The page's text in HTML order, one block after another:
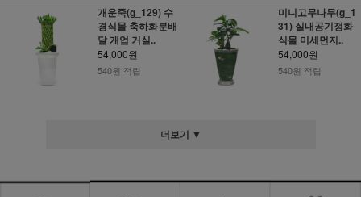
개운죽(g_129) 수
경식물 축하화분배
달 개업 거실..
54,000원
540원 적립
미니고무나무(g_1
31) 실내공기정화
식물 미세먼지..
54,000원
540원 적립
더보기 ▼